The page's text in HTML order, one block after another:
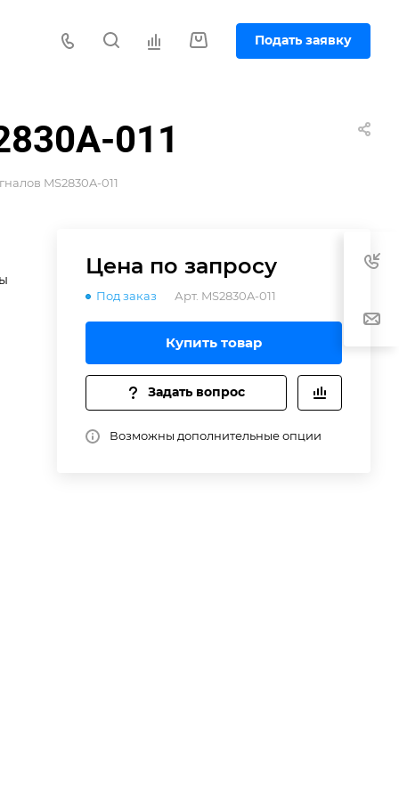
Подать заявку
011
MS2830A-011
Цена по запросу
Под заказ Арт. MS2830A-011
Купить товар
Задать вопрос
Возможны дополнительные опции